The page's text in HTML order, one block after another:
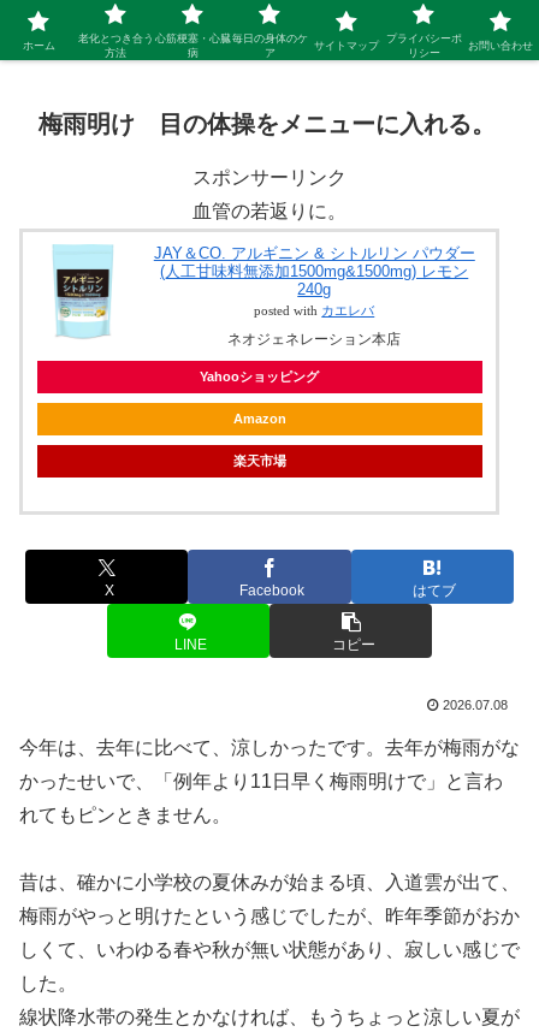
シニア 新しい人生を開拓するブログ
梅雨明け 目の体操をメニューに入れる。
スポンサーリンク
血管の若返りに。
JAY＆CO. アルギニン & シトルリン パウダー
(人工甘味料無添加1500mg&1500mg) レモン
240g
posted with カエレバ
ネオジェネレーション本店
Yahooショッピング
Amazon
楽天市場
X Facebook はてブ
LINE コピー
2026.07.08
今年は、去年に比べて、涼しかったです。去年が梅雨がな
かったせいで、「例年より11日早く梅雨明けで」と言わ
れてもピンときません。
昔は、確かに小学校の夏休みが始まる頃、入道雲が出て、
梅雨がやっと明けたという感じでしたが、昨年季節がおか
しくて、いわゆる春や秋が無い状態があり、寂しい感じで
した。
線状降水帯の発生とかなければ、もうちょっと涼しい夏が
ホーム
老化とつき合う
方法
心筋梗塞・心臓
病
毎日の身体のケ
ア
サイトマップ
プライバシーポ
リシー
お問い合わせ